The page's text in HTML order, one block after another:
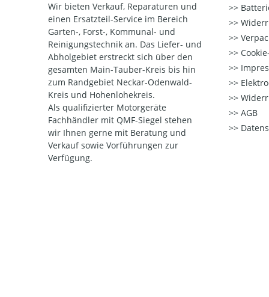
Wir bieten Verkauf, Reparaturen und
einen Ersatzteil-Service im Bereich
Garten-, Forst-, Kommunal- und
Reinigungstechnik an. Das Liefer- und
Abholgebiet erstreckt sich über den
gesamten Main-Tauber-Kreis bis hin
zum Randgebiet Neckar-Odenwald-
Kreis und Hohenlohekreis.
Als qualifizierter Motorgeräte
Fachhändler mit QMF-Siegel stehen
wir Ihnen gerne mit Beratung und
Verkauf sowie Vorführungen zur
Verfügung.
AGB